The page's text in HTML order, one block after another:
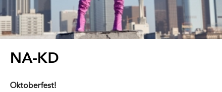
NA-KD
Oktoberfest!